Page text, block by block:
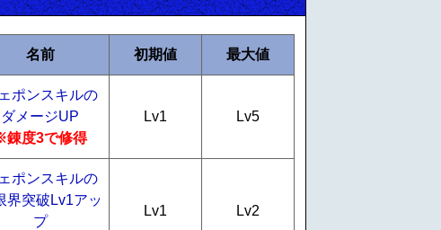
名前 初期値 最大値
ポンスキルの
ダメージUP
錬度3で修得
Lv1 Lv5
ポンスキルの
界突破Lv1アッ
プ
Lv1 Lv2